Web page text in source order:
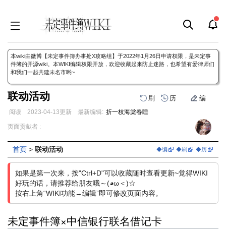
本wiki由微博【未定事件簿办事处X攻略组】于2022年1月26日申请权限，是未定事
件簿的开源wiki。本WIKI编辑权限开放，欢迎收藏起来防止迷路，也希望有爱律师们
和我们一起共建未名市哟~
联动活动 刷 历 编
阅读 2023-04-13更新 最新编辑: 折一枝海棠春睡
跳
导
航
跳
搜
索
页面贡献者 :
◆编 ◆刷 ◆历
首页 > 联动活动
如果是第一次来，按"Ctrl+D"可以收藏随时查看更新~觉得WIKI
好玩的话，请推荐给朋友哦～(◕ω＜)☆
按右上角“WIKI功能→编辑”即可修改页面内容。
未定事件簿×中信银行联名借记卡